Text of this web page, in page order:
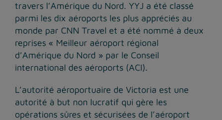
travers l’Amérique du Nord. YYJ a été classé
parmi les dix aéroports les plus appréciés au
monde par CNN Travel et a été nommé à deux
reprises « Meilleur aéroport régional
d’Amérique du Nord » par le Conseil
international des aéroports (ACI).
L’autorité aéroportuaire de Victoria est une
autorité à but non lucratif qui gère les
opérations sûres et sécurisées de l’aéroport